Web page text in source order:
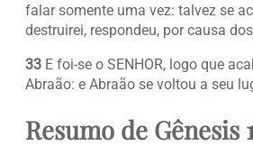
falar somente uma vez: talvez se
destruirei, respondeu, por causa
33 E foi-se o SENHOR, logo que
Abraão: e Abraão se voltou a seu
Resumo de Gênesis